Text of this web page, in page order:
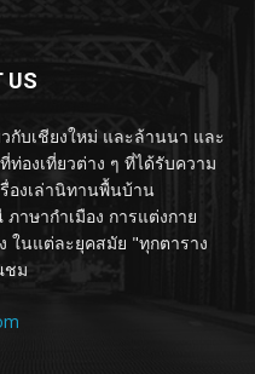
US
กับเชียงใหม่ และล้านนา และ
องเที่ยวต่าง ๆ ที่ได้รับความ
องเล่านิทานพื้นบ้าน
ษากำเมือง การแต่งกาย
ในแต่ละยุคสมัย "ทุกตาราง
ชม